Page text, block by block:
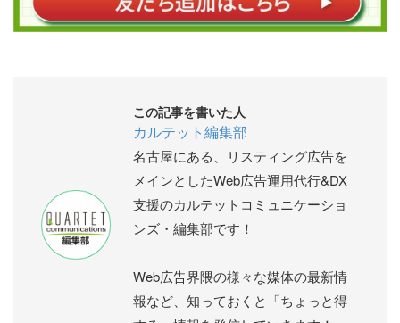
この記事を書いた人
カルテット編集部
名古屋にある、リスティング広告を
メインとしたWeb広告運用代行&DX
支援のカルテットコミュニケーショ
ンズ・編集部です！
Web広告界隈の様々な媒体の最新情
報など、知っておくと「ちょっと得